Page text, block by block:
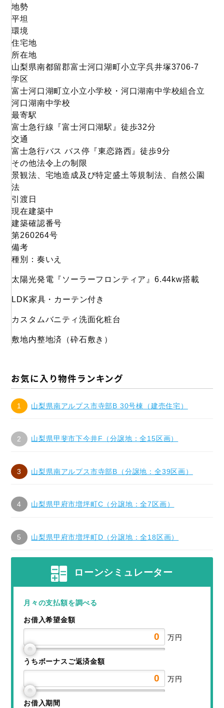
地勢
平坦
環境
住宅地
所在地
山梨県南都留郡富士河口湖町小立字呉井塚3706-7
学区
富士河口湖町立小立小学校・河口湖南中学校組合立
河口湖南中学校
最寄駅
富士急行線『富士河口湖駅』徒歩32分
交通
富士急行バス バス停『東恋路西』徒歩9分
その他法令上の制限
景観法、宅地造成及び特定盛土等規制法、自然公園
法
引渡日
現在建築中
建築確認番号
第260264号
備考
種別：奏いえ
太陽光発電『ソーラーフロンティア』6.44kw搭載
LDK家具・カーテン付き
カスタムバニティ洗面化粧台
敷地内整地済（砕石敷き）
お気に入り物件ランキング
山梨県南アルプス市寺部B 30号棟（建売住宅）
山梨県甲斐市下今井F（分譲地：全15区画）
山梨県南アルプス市寺部B（分譲地：全39区画）
山梨県甲府市増坪町C（分譲地：全7区画）
山梨県甲府市増坪町D（分譲地：全18区画）
ローンシミュレーター
月々の支払額を調べる
お借入希望金額
万円
うちボーナスご返済金額
万円
お借入期間